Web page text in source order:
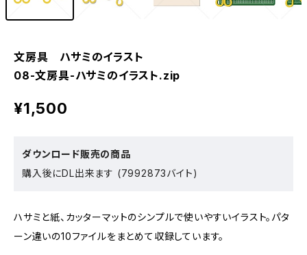
文房具 ハサミのイラスト
08-文房具-ハサミのイラスト.zip
¥1,500
ダウンロード販売の商品
購入後にDL出来ます (7992873バイト)
ハサミと紙、カッターマットのシンプルで使いやすいイラスト。パタ
ーン違いの10ファイルをまとめて収録しています。